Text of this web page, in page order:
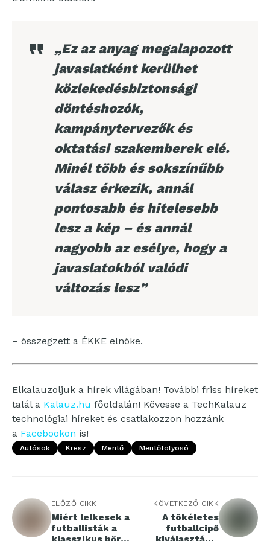
„Ez az anyag megalapozott
javaslatként kerülhet
közlekedésbiztonsági
döntéshozók,
kampánytervezők és
oktatási szakemberek elé.
Minél több és sokszínűbb
válasz érkezik, annál
pontosabb és hitelesebb
lesz a kép – és annál
nagyobb az esélye, hogy a
javaslatokból valódi
változás lesz”
– összegzett a ÉKKE elnöke.
Elkalauzoljuk a hírek világában! További friss híreket
talál a Kalauz.hu főoldalán! Kövesse a TechKalauz
technológiai híreket és csatlakozzon hozzánk
a Facebookon is!
Autósok Kresz Mentő Mentőfolyosó
ELŐZŐ CIKK
Miért lelkesek a
futballisták a
KÖVETKEZŐ CIKK
A tökéletes
futballcipő